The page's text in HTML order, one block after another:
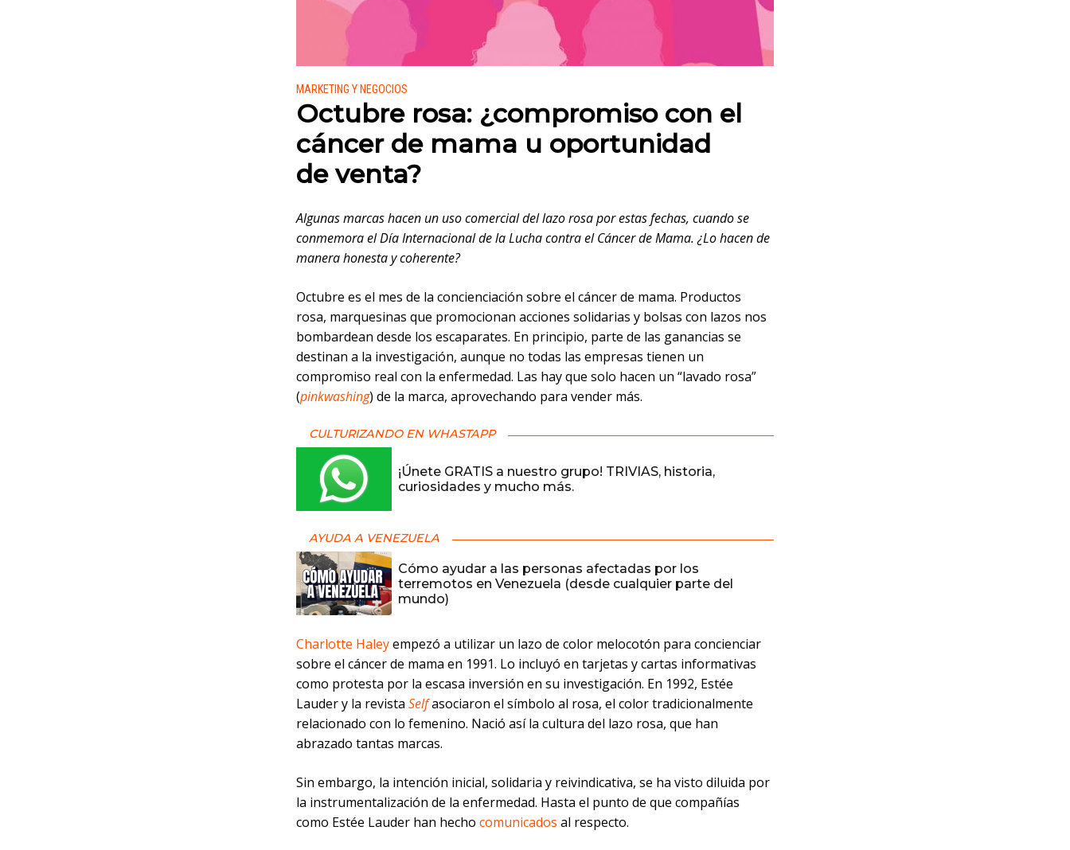
Publicado en:
MARKETING Y NEGOCIOS
Octubre rosa: ¿compromiso con el
cáncer de mama u oportunidad
de venta?
Algunas marcas hacen un uso comercial del lazo rosa por estas fechas, cuando se
conmemora el Día Internacional de la Lucha contra el Cáncer de Mama. ¿Lo hacen de
manera honesta y coherente?
Octubre es el mes de la concienciación sobre el cáncer de mama. Productos
rosa, marquesinas que promocionan acciones solidarias y bolsas con lazos nos
bombardean desde los escaparates. En principio, parte de las ganancias se
destinan a la investigación, aunque no todas las empresas tienen un
compromiso real con la enfermedad. Las hay que solo hacen un “lavado rosa”
(pinkwashing) de la marca, aprovechando para vender más.
CULTURIZANDO EN WHASTAPP
¡Únete GRATIS a nuestro grupo! TRIVIAS, historia,
curiosidades y mucho más.
AYUDA A VENEZUELA
Cómo ayudar a las personas afectadas por los
terremotos en Venezuela (desde cualquier parte del
mundo)
Charlotte Haleyempezó a utilizar un lazo de color melocotón para concienciar
sobre el cáncer de mama en 1991. Lo incluyó en tarjetas y cartas informativas
como protesta por la escasa inversión en su investigación. En 1992, Estée
Lauder y la revista Selfasociaron el símbolo al rosa, el color tradicionalmente
relacionado con lo femenino. Nació así la cultura del lazo rosa, que han
abrazado tantas marcas.
Sin embargo, la intención inicial, solidaria y reivindicativa, se ha visto diluida por
la instrumentalización de la enfermedad. Hasta el punto de que compañías
como Estée Lauder han hecho comunicados al respecto.